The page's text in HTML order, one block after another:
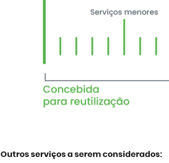
Outros serviços a serem considerados: